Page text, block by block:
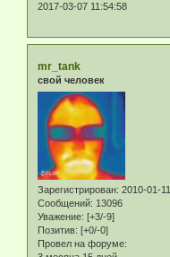
2017-03-07 11:54:58
mr_tank
свой человек
Зарегистрирован: 2010-01-11
Сообщений: 13096
Уважение: [+3/-9]
Позитив: [+0/-0]
Провел на форуме: